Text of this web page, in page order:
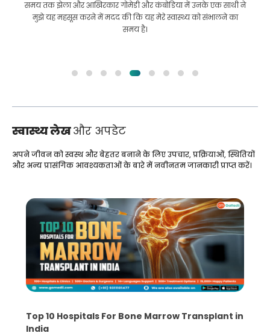
समय तक झेला और आखिरकार गोमेडी और कंबोडिया में उनके एक साथी ने
मुझे यह महसूस करने में मदद की कि यह मेरे स्वास्थ्य को संभालने का
समय है।
स्वास्थ्य लेखऔर अपडेट
अपने जीवन को स्वस्थ और बेहतर बनाने के लिए उपचार, प्रक्रियाओं, स्थितियों
और अन्य प्रासंगिक आवश्यकताओं के बारे में नवीनतम जानकारी प्राप्त करें।
Top 10 Hospitals For Bone Marrow Transplant in
India